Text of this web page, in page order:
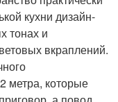
кухни дизайн-
тонах и
вкраплений.
метра, которые